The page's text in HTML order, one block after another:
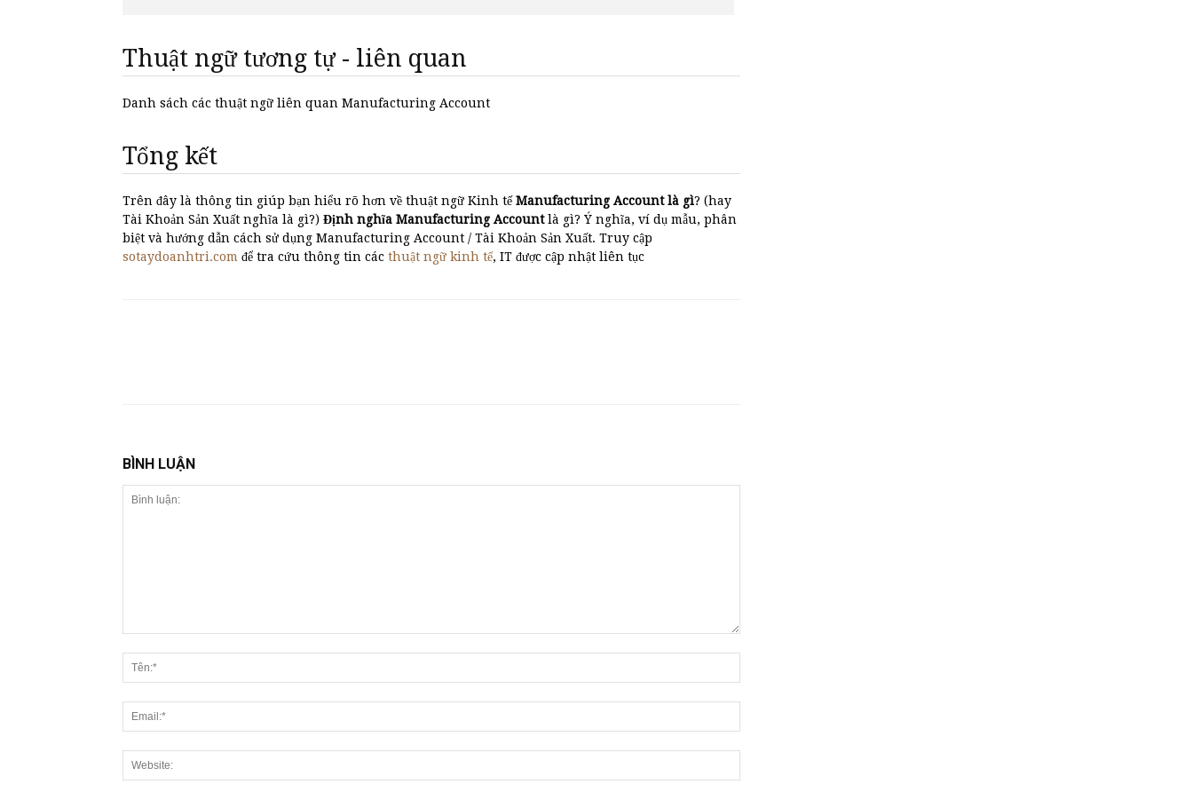
Thuật ngữ tương tự - liên quan
Danh sách các thuật ngữ liên quan Manufacturing Account
Tổng kết
Trên đây là thông tin giúp bạn hiểu rõ hơn về thuật ngữ Kinh tếManufacturing Account là gì? (hay
Tài Khoản Sản Xuất nghĩa là gì?) Định nghĩa Manufacturing Accountlà gì? Ý nghĩa, ví dụ mẫu, phân
biệt và hướng dẫn cách sử dụng Manufacturing Account / Tài Khoản Sản Xuất. Truy cập
sotaydoanhtri.com để tra cứu thông tin các thuật ngữ kinh tế, IT được cập nhật liên tục
BÌNH LUẬN